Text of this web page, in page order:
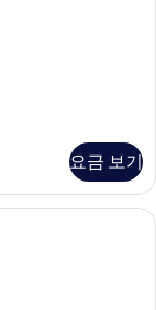
요금 보기
/거위털 이불, 미니바,